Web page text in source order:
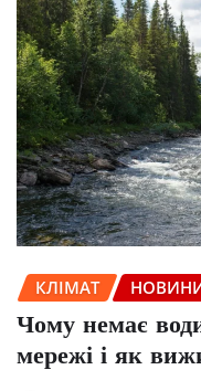
КЛІМАТ
Чому немає
мережі і як